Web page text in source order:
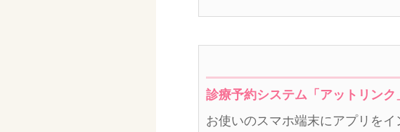
診療予約システム「アットリン
お使いのスマホ端末にアプリを